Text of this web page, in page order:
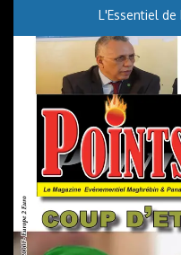
L'Essentiel de